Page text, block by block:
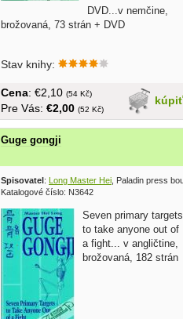
DVD...v nemčine,
brožovaná, 73 strán + DVD
Stav knihy:
kúpiť
Cena: €2,10 (54 Kč)
Pre Vás: €2,00 (52 Kč)
Guge gongji
Spisovatel: Long Master Hei , Paladin press
Katalogové číslo: N3642
Seven primary targets
to take anyone out of
a fight... v angličtine,
brožovaná, 182 strán